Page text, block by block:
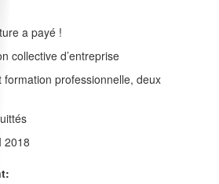
a payé !
collective d’entreprise
formation professionnelle, deux
2018